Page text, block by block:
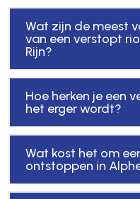
Wat zijn de meest
van een verstopt
Rijn?
Hoe herken je een
het erger wordt?
Wat kost het om
ontstoppen in